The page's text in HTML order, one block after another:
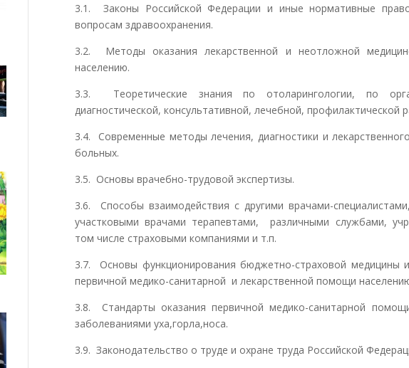
3.1. Законы Российской Федерации и иные нормативные
вопросам здравоохранения.
3.2. Методы оказания лекарственной и неотложной
населению.
3.3. Теоретические знания по отоларингологии, по
диагностической, консультативной, лечебной, профилактической
3.4. Современные методы лечения, диагностики и
больных.
3.5. Основы врачебно-трудовой экспертизы.
3.6. Способы взаимодействия с другими врачами-
участковыми врачами терапевтами, различными службами,
том числе страховыми компаниями и т.п.
3.7. Основы функционирования бюджетно-страховой медицины
первичной медико-санитарной и лекарственной помощи
3.8. Стандарты оказания первичной медико-санитарной
заболеваниями уха,горла,носа.
3.9. Законодательство о труде и охране труда Российской